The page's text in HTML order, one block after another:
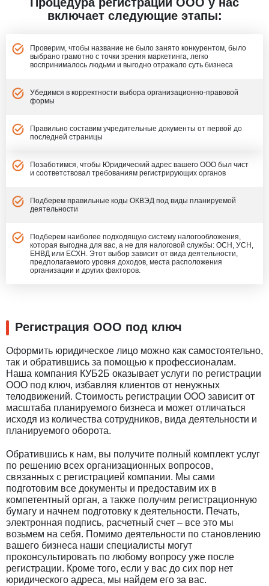
включает следующие этапы:
Проверим, чтобы название не было занято конкурентом, было
выбрано грамотно с точки зрения маркетинга, легко
воспринималось людьми и выгодно отражало суть бизнеса
Убедимся в корректности выбора организационно-правовой
формы
Правильно составим учредительные документы от первой до
последней страницы
Позаботимся, чтобы Юридический адрес вашего ООО был чист
и соответствовал требованиям регистрирующих органов
Подберем правильные коды ОКВЭД под виды планируемой
деятельности
Подберем наиболее подходящую систему налогообложения,
которая выгодна для вас, а не для налоговой службы: ОСН, УСН,
ЕНВД или ЕСХН. Этот выбор зависит от вида деятельности,
предполагаемого уровня доходов, места расположения
организации и других факторов.
Регистрация ООО под ключ
Оформить юридическое лицо можно как самостоятельно,
так и обратившись за помощью к профессионалам.
Наша компания КУБ2Б оказывает услуги по регистрации
ООО под ключ, избавляя клиентов от ненужных
телодвижений. Стоимость регистрации ООО зависит от
масштаба планируемого бизнеса и может отличаться
исходя из количества сотрудников, вида деятельности и
планируемого оборота.
Обратившись к нам, вы получите полный комплект услуг
по решению всех организационных вопросов,
связанных с регистрацией компании. Мы сами
подготовим все документы и предоставим их в
компетентный орган, а также получим регистрационную
бумагу и начнем подготовку к деятельности. Печать,
электронная подпись, расчетный счет – все это мы
возьмем на себя. Помимо деятельности по становлению
вашего бизнеса наши специалисты могут
проконсультировать по любому вопросу уже после
регистрации. Кроме того, если у вас до сих пор нет
юридического адреса, мы найдем его за вас.